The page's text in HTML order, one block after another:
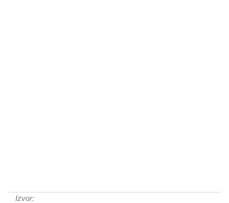
Izvor: